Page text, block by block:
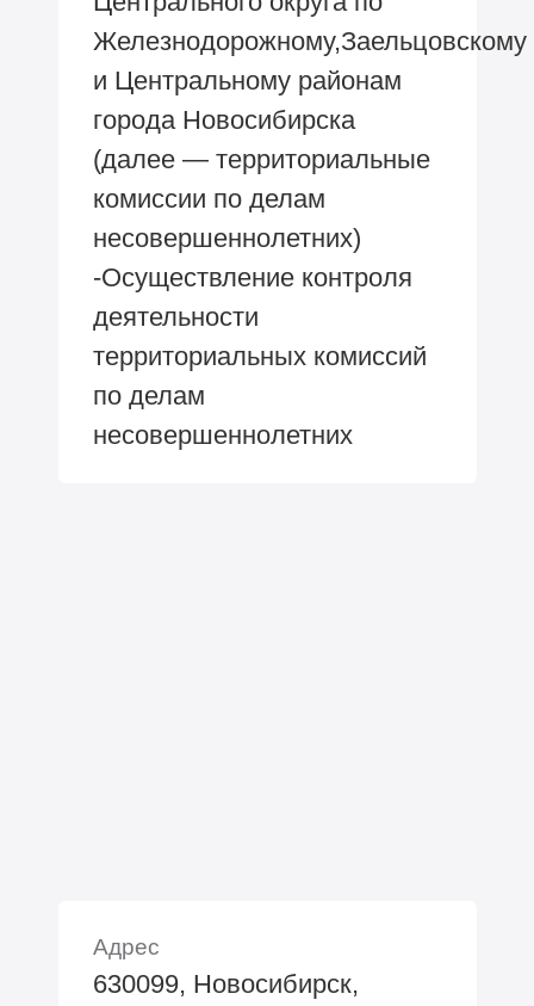
Железнодорожному,Заельцовскому
и Центральному районам
города Новосибирска
(далее — территориальные
комиссии по делам
несовершеннолетних)
-Осуществление контроля
деятельности
территориальных комиссий
по делам
несовершеннолетних
Адрес
630099, Новосибирск,